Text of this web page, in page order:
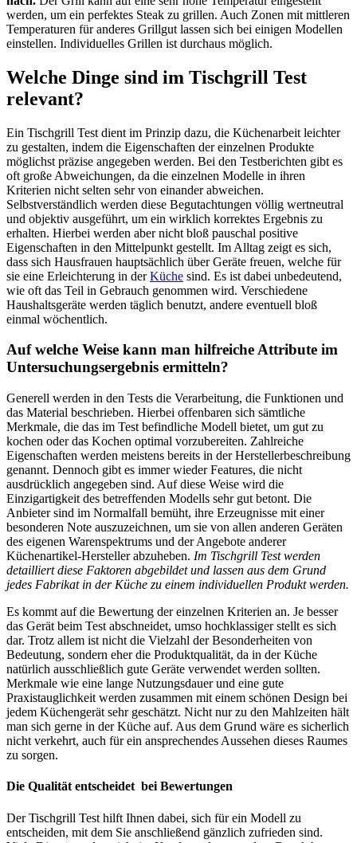
werden, um ein perfektes Steak zu grillen. Auch Zonen mit mittleren
Temperaturen für anderes Grillgut lassen sich bei einigen Modellen
einstellen. Individuelles Grillen ist durchaus möglich.
Welche Dinge sind im Tischgrill Test
relevant?
Ein Tischgrill Test dient im Prinzip dazu, die Küchenarbeit leichter
zu gestalten, indem die Eigenschaften der einzelnen Produkte
möglichst präzise angegeben werden. Bei den Testberichten gibt es
oft große Abweichungen, da die einzelnen Modelle in ihren
Kriterien nicht selten sehr von einander abweichen.
Selbstverständlich werden diese Begutachtungen völlig wertneutral
und objektiv ausgeführt, um ein wirklich korrektes Ergebnis zu
erhalten. Hierbei werden aber nicht bloß pauschal positive
Eigenschaften in den Mittelpunkt gestellt. Im Alltag zeigt es sich,
dass sich Hausfrauen hauptsächlich über Geräte freuen, welche für
sie eine Erleichterung in derKüche sind. Es ist dabei unbedeutend,
wie oft das Teil in Gebrauch genommen wird. Verschiedene
Haushaltsgeräte werden täglich benutzt, andere eventuell bloß
einmal wöchentlich.
Auf welche Weise kann man hilfreiche Attribute im
Untersuchungsergebnis ermitteln?
Generell werden in den Tests die Verarbeitung, die Funktionen und
das Material beschrieben. Hierbei offenbaren sich sämtliche
Merkmale, die das im Test befindliche Modell bietet, um gut zu
kochen oder das Kochen optimal vorzubereiten. Zahlreiche
Eigenschaften werden meistens bereits in der Herstellerbeschreibung
genannt. Dennoch gibt es immer wieder Features, die nicht
ausdrücklich angegeben sind. Auf diese Weise wird die
Einzigartigkeit des betreffenden Modells sehr gut betont. Die
Anbieter sind im Normalfall bemüht, ihre Erzeugnisse mit einer
besonderen Note auszuzeichnen, um sie von allen anderen Geräten
des eigenen Warenspektrums und der Angebote anderer
Küchenartikel-Hersteller abzuheben. Im Tischgrill Test werden
detailliert diese Faktoren abgebildet und lassen aus dem Grund
jedes Fabrikat in der Küche zu einem individuellen Produkt werden.
Es kommt auf die Bewertung der einzelnen Kriterien an. Je besser
das Gerät beim Test abschneidet, umso hochklassiger stellt es sich
dar. Trotz allem ist nicht die Vielzahl der Besonderheiten von
Bedeutung, sondern eher die Produktqualität, da in der Küche
natürlich ausschließlich gute Geräte verwendet werden sollten.
Merkmale wie eine lange Nutzungsdauer und eine gute
Praxistauglichkeit werden zusammen mit einem schönen Design bei
jedem Küchengerät sehr geschätzt. Nicht nur zu den Mahlzeiten hält
man sich gerne in der Küche auf. Aus dem Grund wäre es sicherlich
nicht verkehrt, auch für ein ansprechendes Aussehen dieses Raumes
zu sorgen.
Die Qualität entscheidet bei Bewertungen
Der Tischgrill Test hilft Ihnen dabei, sich für ein Modell zu
entscheiden, mit dem Sie anschließend gänzlich zufrieden sind.